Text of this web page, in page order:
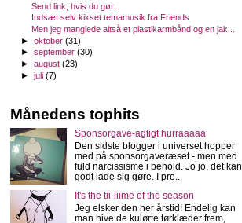
Send link, hvis du gør...
Indsæt selv kikset temamusik fra Friends
Men jeg manglede altså et plastikarmbånd og en jak...
►oktober(31)
►september(30)
►august(23)
►juli(7)
Månedens tophits
Sponsorgave-agtigt hurraaaaa
Den sidste blogger i universet hopper
med på sponsorgaveræset - men med
fuld narcissisme i behold. Jo jo, det kan
godt lade sig gøre. I pre...
It's the tii-iiime of the season
Jeg elsker den her årstid! Endelig kan
man hive de kulørte tørklæder frem,